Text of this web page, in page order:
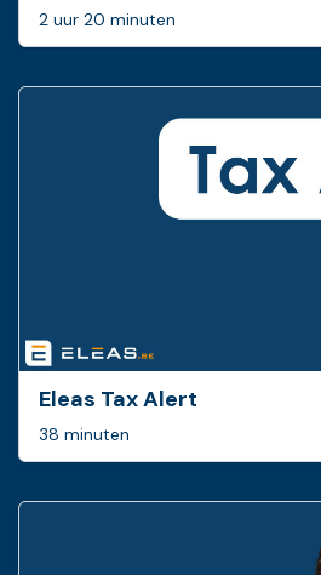
2 uur 20 minuten
Eleas Tax Alert
38 minuten